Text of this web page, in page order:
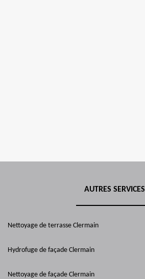
AUTRES SERVICES
Nettoyage de terrasse Clermain
Hydrofuge de façade Clermain
Nettoyage de façade Clermain